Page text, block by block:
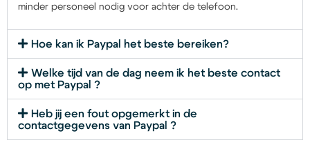
minder personeel nodig voor achter de telefoon.
Hoe kan ik Paypal het beste bereiken?
Welke tijd van de dag neem ik het beste contact
op met Paypal ?
Heb jij een fout opgemerkt in de
contactgegevens van Paypal ?